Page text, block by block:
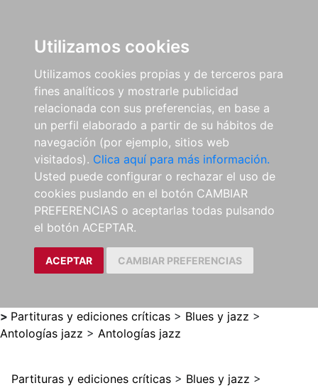
Utilizamos cookies
Utilizamos cookies propias y de terceros para
fines analíticos y mostrarle publicidad
relacionada con sus preferencias, en base a
un perfil elaborado a partir de su hábitos de
navegación (por ejemplo, sitios web
visitados). Clica aquí para más información.
Usted puede configurar o rechazar el uso de
cookies puslando en el botón CAMBIAR
PREFERENCIAS o aceptarlas todas pulsando
el botón ACEPTAR.
ACEPTAR CAMBIAR PREFERENCIAS
> Partituras y ediciones críticas > Blues y jazz >
Antologías jazz > Antologías jazz
Partituras y ediciones críticas > Blues y jazz >